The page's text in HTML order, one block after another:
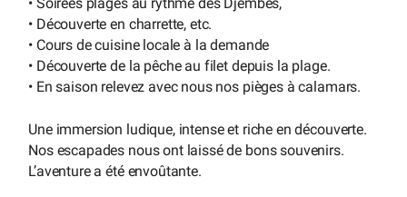
• Découverte en charrette, etc.
• Cours de cuisine locale à la demande
• Découverte de la pêche au filet depuis la plage.
• En saison relevez avec nous nos pièges à calamars.
Une immersion ludique, intense et riche en découverte.
Nos escapades nous ont laissé de bons souvenirs.
L’aventure a été envoûtante.